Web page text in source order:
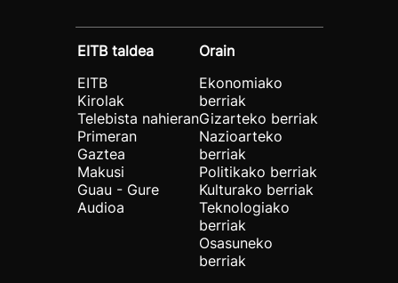
EITB taldea
EITB
Kirolak
Telebista nahieran
Primeran
Gaztea
Makusi
Guau - Gure
Audioa
Orain
Ekonomiako
berriak
Gizarteko berriak
Nazioarteko
berriak
Politikako berriak
Kulturako berriak
Teknologiako
berriak
Osasuneko
berriak